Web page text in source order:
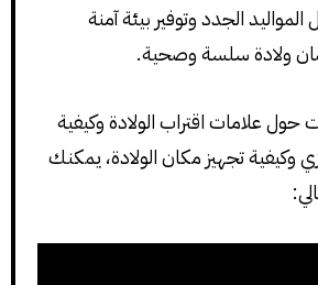
المواليد الجدد وتوفير بيئة آمنة
ولادة سلسة وصحية.
حول علامات اقتراب الولادة وكيفية
وكيفية تجهيز مكان الولادة، يمكنك